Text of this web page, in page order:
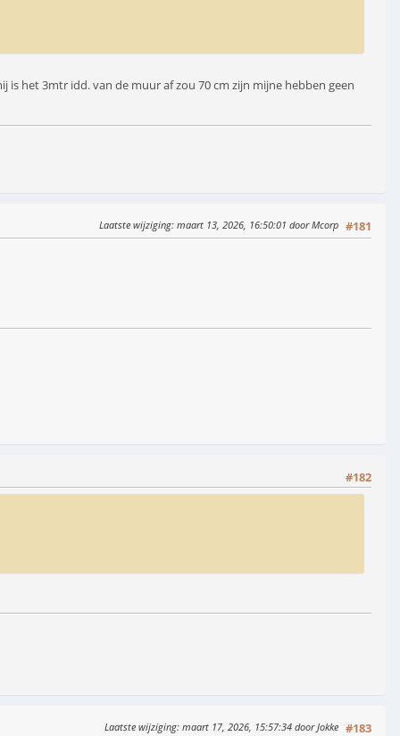
is het 3mtr idd. van de muur af zou 70 cm zijn mijne hebben geen
#181
Laatste wijziging: maart 13, 2026, 16:50:01 door Mcorp
#182
#183
Laatste wijziging: maart 17, 2026, 15:57:34 door Jokke